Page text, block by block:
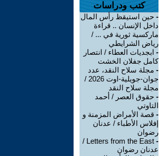
كتب ودراسات
- حين استيقظ رأس المال
داخل الإنسان .. قراءة
ماركسية ثورية في ... /
رياض الشرايطي
- ابجديات العطاء / انتصار
كامل جفلان الخشت
- مجلة سلاح النقد، عدد
جوان-جويلية-اوت 2026 /
مجلة سلاح النقد
- حقوق العصر / أحمد
التاوتي
- قصة الأمراض المزمنة و
إفلاس الأطباء / عدنان
رضوان
-
Letters from the East /
عدنان رضوان